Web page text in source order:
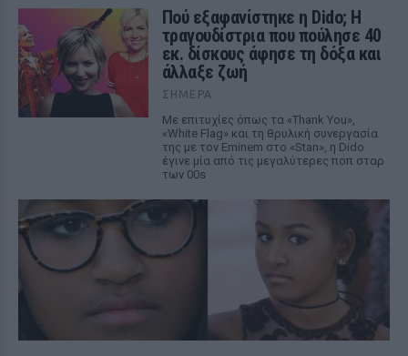
Πού εξαφανίστηκε η Dido; Η
τραγουδίστρια που πούλησε 40
εκ. δίσκους άφησε τη δόξα και
άλλαξε ζωή
ΣΉΜΕΡΑ
Με επιτυχίες όπως τα «Thank You»,
«White Flag» και τη θρυλική συνεργασία
της με τον Eminem στο «Stan», η Dido
έγινε μία από τις μεγαλύτερες ποπ σταρ
των 00s